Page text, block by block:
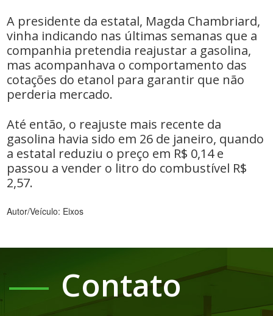
A presidente da estatal, Magda Chambriard,
vinha indicando nas últimas semanas que a
companhia pretendia reajustar a gasolina,
mas acompanhava o comportamento das
cotações do etanol para garantir que não
perderia mercado.
Até então, o reajuste mais recente da
gasolina havia sido em 26 de janeiro, quando
a estatal reduziu o preço em R$ 0,14 e
passou a vender o litro do combustível R$
2,57.
Autor/Veículo: Eixos
Contato